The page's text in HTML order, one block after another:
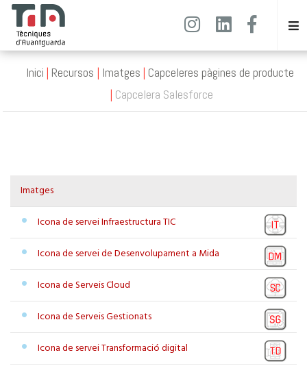
Inici Recursos Imatges Capceleres pàgines de producte
Capcelera Salesforce
Imatges
Icona de servei Infraestructura TIC
Icona de servei de Desenvolupament a Mida
Icona de Serveis Cloud
Icona de Serveis Gestionats
Icona de servei Transformació digital